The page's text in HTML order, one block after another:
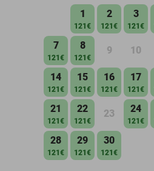
1
121€
2
121€
3
121€
7
121€
8
121€
9 10
14
121€
15
121€
16
121€
17
121€
21
121€
22
121€
23 24
121€
28
121€
29
121€
30
121€